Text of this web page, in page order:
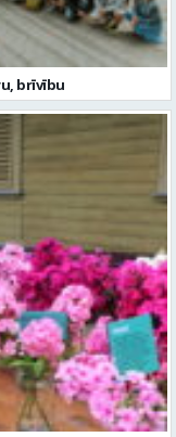
brīvību